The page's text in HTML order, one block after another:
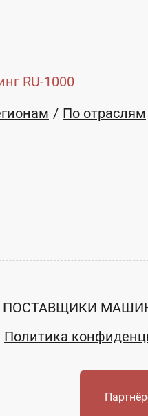
RU-1000
По отраслям
Политика